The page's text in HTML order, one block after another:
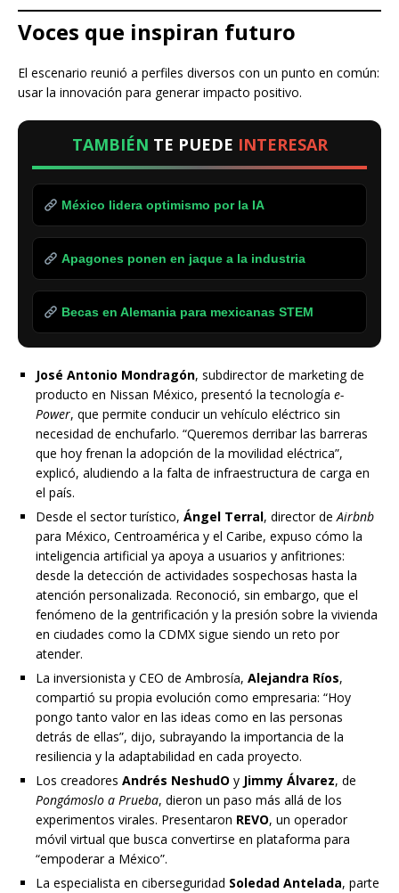
Voces que inspiran futuro
El escenario reunió a perfiles diversos con un punto en común:
usar la innovación para generar impacto positivo.
TAMBIÉN TE PUEDE INTERESAR
México lidera optimismo por la IA
Apagones ponen en jaque a la industria
Becas en Alemania para mexicanas STEM
José Antonio Mondragón, subdirector de marketing de
producto en Nissan México, presentó la tecnología e-
Power, que permite conducir un vehículo eléctrico sin
necesidad de enchufarlo. “Queremos derribar las barreras
que hoy frenan la adopción de la movilidad eléctrica”,
explicó, aludiendo a la falta de infraestructura de carga en
el país.
Desde el sector turístico, Ángel Terral, director deAirbnb
para México, Centroamérica y el Caribe, expuso cómo la
inteligencia artificial ya apoya a usuarios y anfitriones:
desde la detección de actividades sospechosas hasta la
atención personalizada. Reconoció, sin embargo, que el
fenómeno de la gentrificación y la presión sobre la vivienda
en ciudades como la CDMX sigue siendo un reto por
atender.
La inversionista y CEO de Ambrosía, Alejandra Ríos,
compartió su propia evolución como empresaria: “Hoy
pongo tanto valor en las ideas como en las personas
detrás de ellas”, dijo, subrayando la importancia de la
resiliencia y la adaptabilidad en cada proyecto.
Los creadores Andrés NeshudO y Jimmy Álvarez, de
Pongámoslo a Prueba, dieron un paso más allá de los
experimentos virales. Presentaron REVO, un operador
móvil virtual que busca convertirse en plataforma para
“empoderar a México”.
La especialista en ciberseguridad Soledad Antelada, parte